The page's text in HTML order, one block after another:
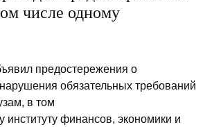
числе одному
предостережения о
обязательных требований
в том
институту финансов, экономики и